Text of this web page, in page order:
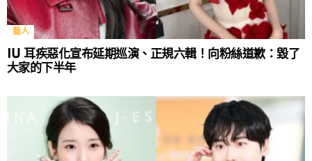
藝人
IU 耳疾惡化宣布延期巡演、正規六輯！向粉絲道歉：毀了
大家的下半年